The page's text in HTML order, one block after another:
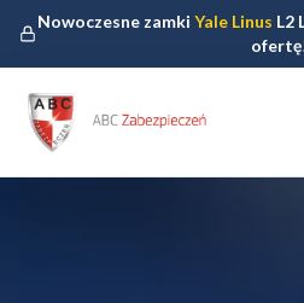
Nowoczesne zamkiYale Linus L2